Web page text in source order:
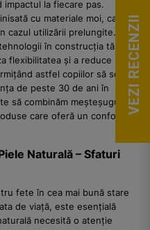
impactul la fiecare pas.
cu materiale moi, care
cazul utilizării prelungite. De
în construcția tălpii și
flexibilitatea și a reduce
astfel copiilor să se
de peste 30 de ani în
să combinăm meșteșugul
care oferă un confort
Naturală – Sfaturi
fete în cea mai bună stare
de viață, este esențială
necesită o atenție
VEZI RECENZII